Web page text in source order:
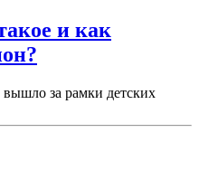
и как
за рамки детских